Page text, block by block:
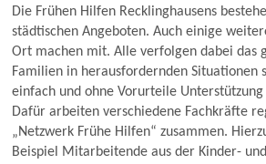
Die Frühen Hilfen Recklinghausens
städtischen Angeboten. Auch einige
Ort machen mit. Alle verfolgen dabei das
Familien in herausfordernden Situationen
einfach und ohne Vorurteile Unterstützung
Dafür arbeiten verschiedene Fachkräfte
„Netzwerk Frühe Hilfen“ zusammen.
Beispiel Mitarbeitende aus der Kinder-